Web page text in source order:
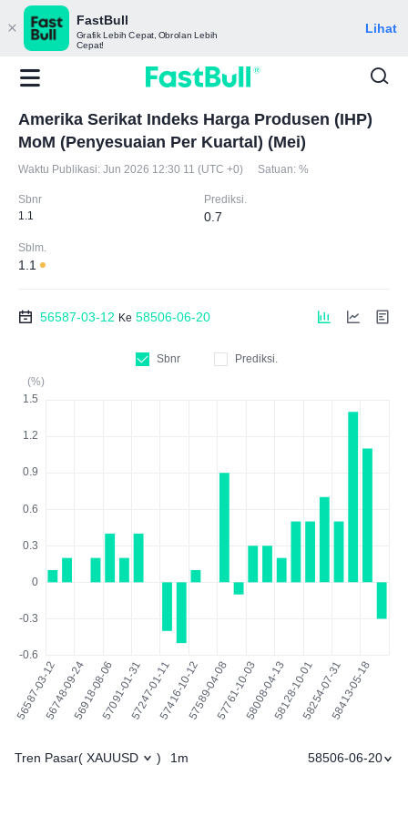
FastBull
Grafik Lebih Cepat, Obrolan Lebih
Cepat!
Lihat
Amerika Serikat Indeks Harga Produsen (IHP)
MoM (Penyesuaian Per Kuartal) (Mei)
Waktu Publikasi: Jun 2026 12:30 11 (UTC +0) Satuan: %
Sbnr
1.1
Prediksi.
0.7
Sblm.
1.1
56587-03-12 Ke 58506-06-20
Sbnr
Prediksi.
(%)
Tren Pasar( XAUUSD ) 1m 58506-06-20